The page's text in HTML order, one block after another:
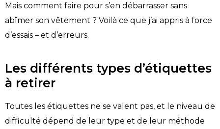
Mais comment faire pour s’en débarrasser sans
abîmer son vêtement ? Voilà ce que j’ai appris à force
d’essais – et d’erreurs.
Les différents types d’étiquettes
à retirer
Toutes les étiquettes ne se valent pas, et le niveau de
difficulté dépend de leur type et de leur méthode